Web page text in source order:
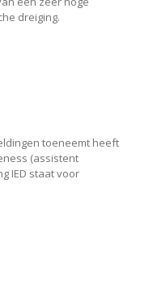
dreiging.
toeneemt heeft
(assistent
IED staat voor